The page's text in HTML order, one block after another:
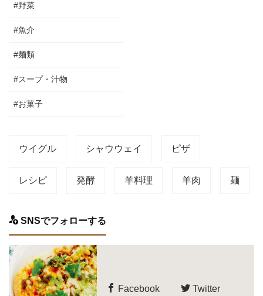
#野菜
#魚介
#麺類
#スープ・汁物
#お菓子
ウイグル シャウウェイ ピザ
レシピ 発酵 羊料理 羊肉 麺
SNSでフォローする
Facebook Twitter